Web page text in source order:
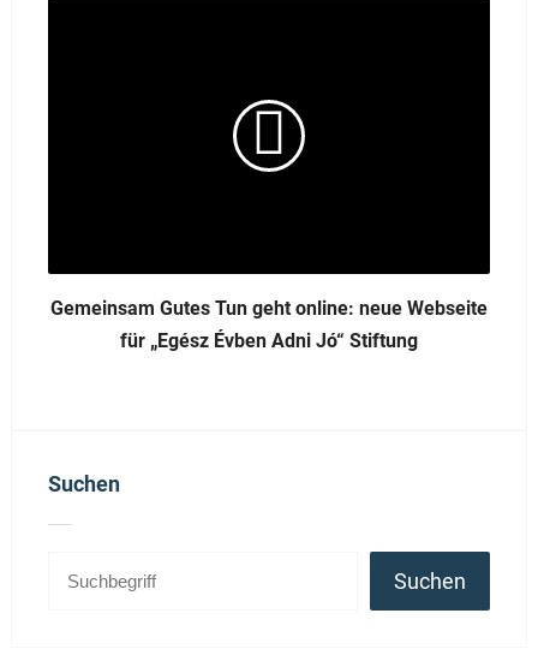
Gemeinsam Gutes Tun geht online: neue Webseite
für „Egész Évben Adni Jó“ Stiftung
Suchen
Suchen